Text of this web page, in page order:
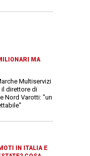
MA
Multiservizi
il direttore di
Nord Varotti: "un
IN ITALIA E